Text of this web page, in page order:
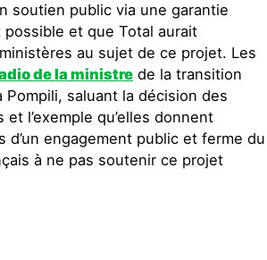
soutien public via une garantie
possible et que Total aurait
au sujet de ce projet. Les
de la ministre de la transition
Pompili, saluant la décision des
l’exemple qu’elles donnent
d’un engagement public et ferme du
à ne pas soutenir ce projet